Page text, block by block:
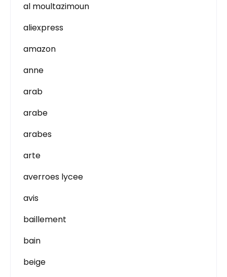
al moultazimoun
aliexpress
amazon
anne
arab
arabe
arabes
arte
averroes lycee
avis
baillement
bain
beige